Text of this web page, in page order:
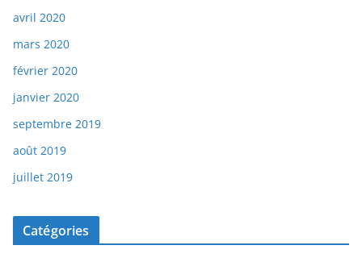
avril 2020
mars 2020
février 2020
janvier 2020
septembre 2019
août 2019
juillet 2019
Catégories